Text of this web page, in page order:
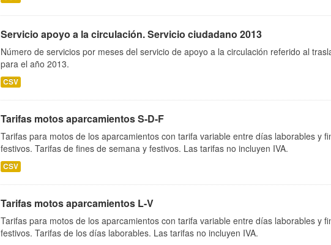
Servicio apoyo a la circulación. Servicio ciudadano 2013
Número de servicios por meses del servicio de apoyo a la circulación referido al
para el año 2013.
CSV
Tarifas motos aparcamientos S-D-F
Tarifas para motos de los aparcamientos con tarifa variable entre días laborables y
festivos. Tarifas de fines de semana y festivos. Las tarifas no incluyen IVA.
CSV
Tarifas motos aparcamientos L-V
Tarifas para motos de los aparcamientos con tarifa variable entre días laborables y
festivos. Tarifas de los días laborables. Las tarifas no incluyen IVA.